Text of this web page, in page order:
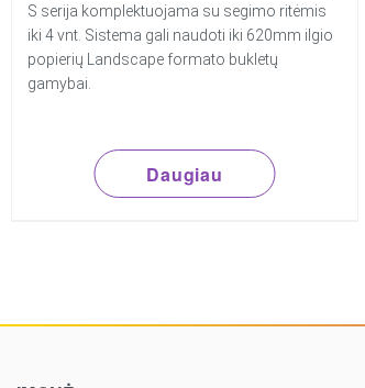
S serija komplektuojama su segimo ritėmis
iki 4 vnt. Sistema gali naudoti iki 620mm ilgio
popierių Landscape formato bukletų
gamybai.
Daugiau